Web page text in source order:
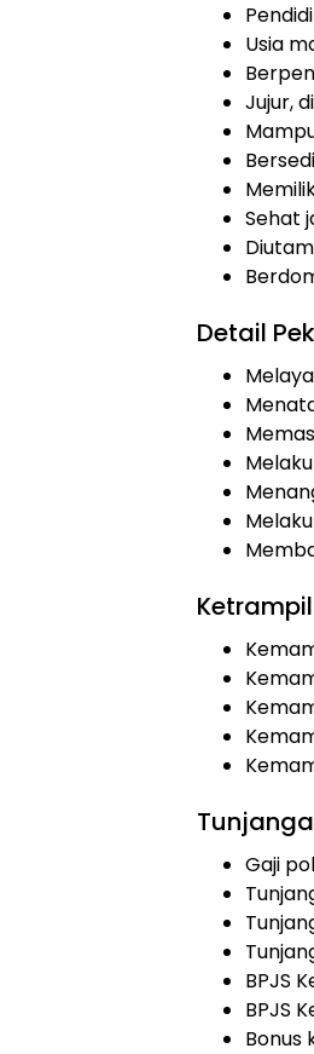
Usia
Jujur,
Sehat
Detail
Gaji
BPJS
BPJS
Bonus